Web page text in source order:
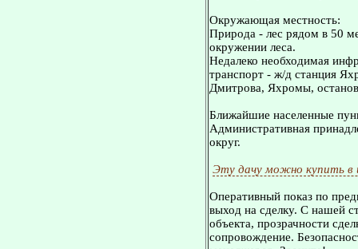
Окружающая местность:
Природа - лес рядом в 50
окружении леса.
Недалеко необходимая
транспорт - ж/д станция
Дмитрова, Яхромы,
Ближайшие населенные
Административная
округ.
Эту дачу можно купить в
Оперативный показ по
выход на сделку. С нашей
объекта, прозрачности
сопровождение.